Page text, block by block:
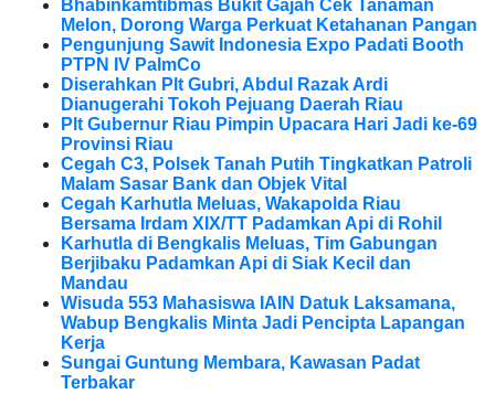
Bhabinkamtibmas Bukit Gajah Cek Tanaman
Melon, Dorong Warga Perkuat Ketahanan Pangan
Pengunjung Sawit Indonesia Expo Padati Booth
PTPN IV PalmCo
Diserahkan Plt Gubri, Abdul Razak Ardi
Dianugerahi Tokoh Pejuang Daerah Riau
Plt Gubernur Riau Pimpin Upacara Hari Jadi ke-69
Provinsi Riau
Cegah C3, Polsek Tanah Putih Tingkatkan Patroli
Malam Sasar Bank dan Objek Vital
Cegah Karhutla Meluas, Wakapolda Riau
Bersama Irdam XIX/TT Padamkan Api di Rohil
Karhutla di Bengkalis Meluas, Tim Gabungan
Berjibaku Padamkan Api di Siak Kecil dan
Mandau
Wisuda 553 Mahasiswa IAIN Datuk Laksamana,
Wabup Bengkalis Minta Jadi Pencipta Lapangan
Kerja
Sungai Guntung Membara, Kawasan Padat
Terbakar